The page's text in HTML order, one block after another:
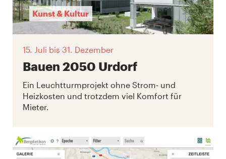
Kunst & Kultur
15. Juli bis 31. Dezember
Bauen 2050 Urdorf
Ein Leuchtturmprojekt ohne Strom- und
Heizkosten und trotzdem viel Komfort für
Mieter.